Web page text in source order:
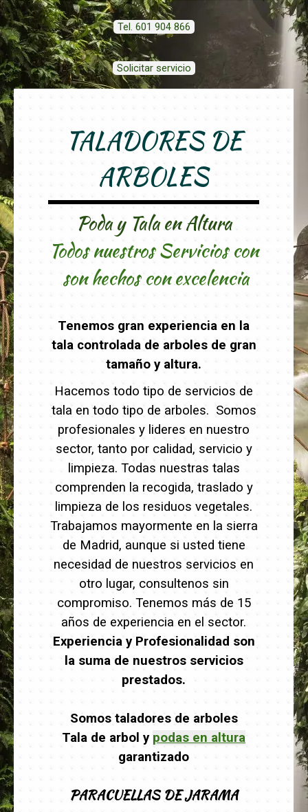
Tel. 601 904 866
Solicitar servicio
TALADORES DE
ARBOLES
Poda y Tala en Altura
Todos nuestros Servicios con
son hechos con excelencia
Tenemos gran experiencia en la
tala controlada de arboles de gran
tamaño y altura.
Hacemos todo tipo de servicios de
tala en todo tipo de arboles. Somos
profesionales y lideres en nuestro
sector, tanto por calidad, servicio y
limpieza. Todas nuestras talas
comprenden la recogida, traslado y
limpieza de los residuos vegetales.
Trabajamos mayormente en la sierra
de Madrid, aunque si usted tiene
necesidad de nuestros servicios en
otro lugar, consultenos sin
compromiso. Tenemos más de 15
años de experiencia en el sector.
Experiencia y Profesionalidad son
la suma de nuestros servicios
prestados.
Somos taladores de arboles
Tala de arbol y podas en altura
garantizado
PARACUELLAS DE JARAMA